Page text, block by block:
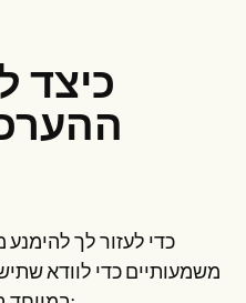
כיצד
כדי לעזור לך
משמעותיים כדי לוודא